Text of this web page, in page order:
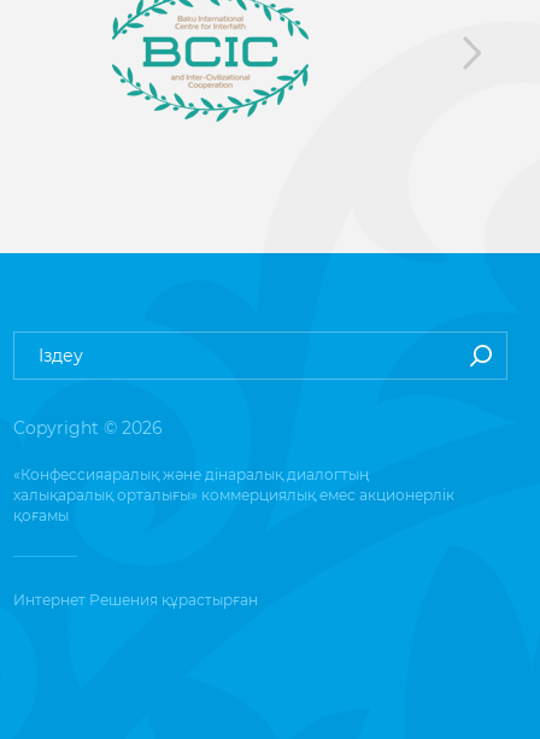
Copyright © 2026
«Конфессияаралық және дінаралық диалогтың
халықаралық орталығы» коммерциялық емес акционерлік
қоғамы
Интернет Решения құрастырған